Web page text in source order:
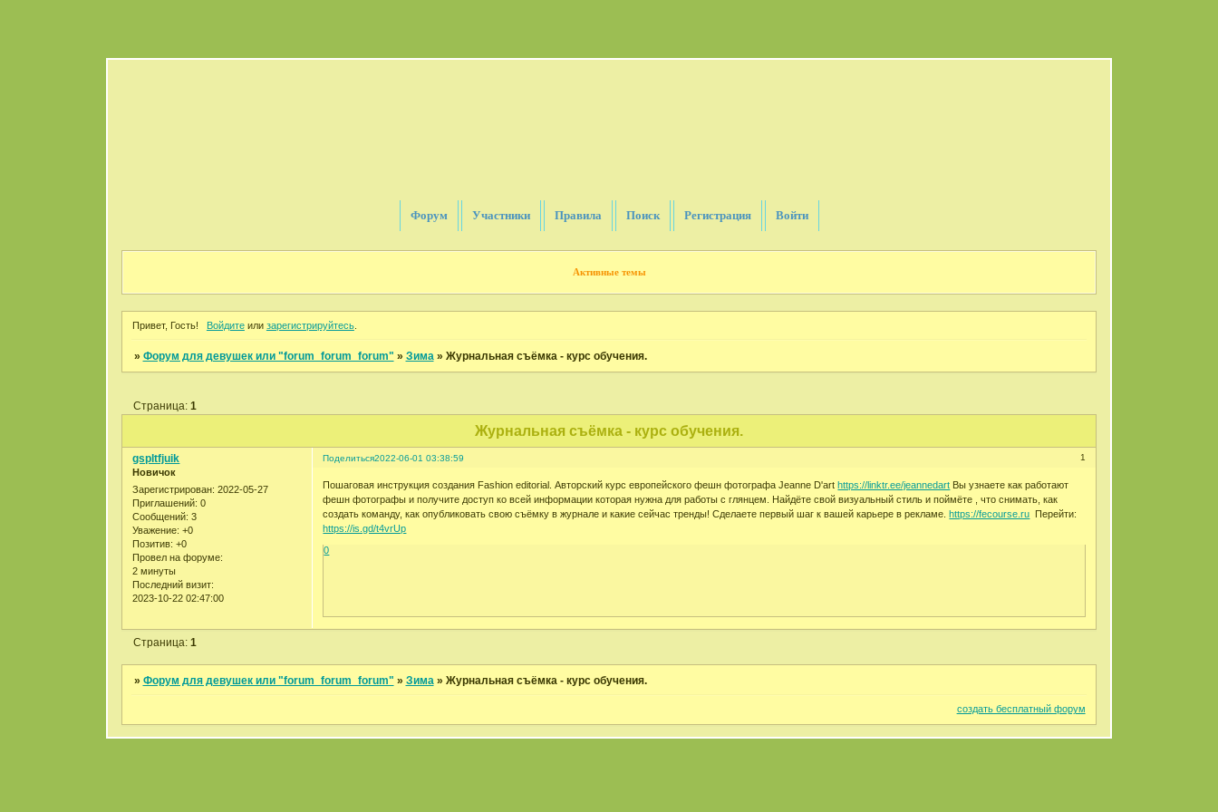
Форум Участники Правила Поиск Регистрация Войти
Активные темы
Привет, Гость! Войдитеили зарегистрируйтесь.
» Форум для девушек или "forum_forum_forum" » Зима » Журнальная съёмка - курс обучения.
Журнальная съёмка - курс обучения.
Страница: 1
Поделиться 1
2022-06-01 03:38:59
gspltfjuik
Новичок
Зарегистрирован: 2022-05-27
Приглашений: 0
Сообщений: 3
Уважение: +0
Позитив: +0
Провел на форуме:
2 минуты
Последний визит:
2023-10-22 02:47:00
Пошаговая инструкция создания Fashion editorial. Авторский курс европейского фешн фотографа Jeanne D'arthttps://linktr.ee/jeannedart Вы узнаете как работают
фешн фотографы и получите доступ ко всей информации которая нужна для работы с глянцем. Найдёте свой визуальный стиль и поймёте , что снимать, как
создать команду, как опубликовать свою съёмку в журнале и какие сейчас тренды! Сделаете первый шаг к вашей карьере в рекламе.https://fecourse.ru Перейти:
https://is.gd/t4vrUp
0
Страница: 1
» Форум для девушек или "forum_forum_forum" » Зима » Журнальная съёмка - курс обучения.
создать бесплатный форум